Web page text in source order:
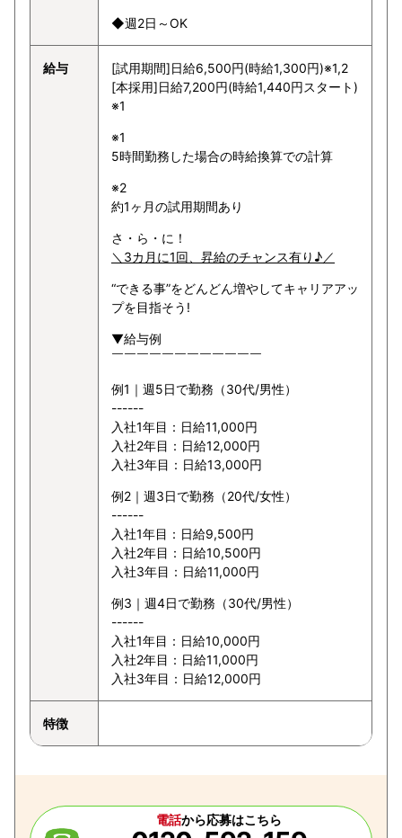
◆週2日～OK
給与
[試用期間]日給6,500円(時給1,300円)※1,2
[本採用]日給7,200円(時給1,440円スタート)
※1
※1
5時間勤務した場合の時給換算での計算
※2
約1ヶ月の試用期間あり
さ・ら・に！
＼3カ月に1回、昇給のチャンス有り♪／
“できる事”をどんどん増やしてキャリアアッ
プを目指そう!
▼給与例
￣￣￣￣￣￣￣￣￣￣￣￣
例1｜週5日で勤務（30代/男性）
------
入社1年目：日給11,000円
入社2年目：日給12,000円
入社3年目：日給13,000円
例2｜週3日で勤務（20代/女性）
------
入社1年目：日給9,500円
入社2年目：日給10,500円
入社3年目：日給11,000円
例3｜週4日で勤務（30代/男性）
------
入社1年目：日給10,000円
入社2年目：日給11,000円
入社3年目：日給12,000円
特徴
電話から応募はこちら